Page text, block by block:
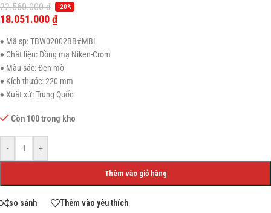
22.560.000₫ -20%
18.051.000₫
♦ Mã sp: TBW02002BB#MBL
♦ Chất liệu: Đồng mạ Niken-Crom
♦ Màu sắc: Đen mờ
♦ Kích thước: 220 mm
♦ Xuất xứ: Trung Quốc
Còn 100 trong kho
- +
Thêm vào giỏ hàng
so sánh Thêm vào yêu thích